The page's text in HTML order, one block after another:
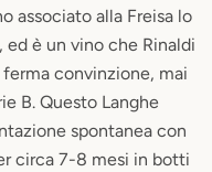
associato alla Freisa lo
è un vino che Rinaldi
convinzione, mai
B. Questo Langhe
spontanea con
circa 7-8 mesi in botti